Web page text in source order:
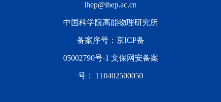
ihep@ihep.ac.cn
中国科学院高能物理研究所
备案序号： 京ICP备
05002790号-1 文保网安备案
号： 110402500050